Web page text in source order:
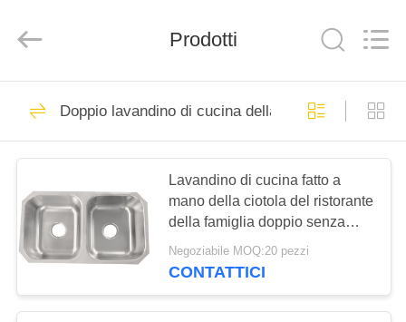
CASA
PRODOTTI
CIRCA
NOI
GIRO
Steel
Products
Lavandino di cucina
dell'acciaio
inossidabile del
grembiule
46
Prodotti
Doppio lavandino di cucina della ciotola
Lavandino di cucina fatto a
mano della ciotola del ristorante
della famiglia doppio senza
rubinetto
Negoziabile MOQ:20 pezzi
CONTATTICI